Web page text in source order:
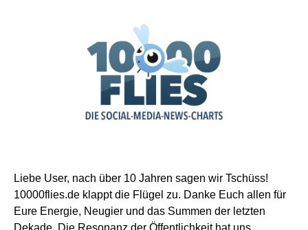
Liebe User, nach über 10 Jahren sagen wir Tschüss!
10000flies.de klappt die Flügel zu. Danke Euch allen für
Eure Energie, Neugier und das Summen der letzten
Dekade. Die Resonanz der Öffentlichkeit hat uns